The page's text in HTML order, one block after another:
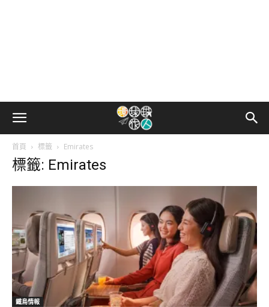
首頁 標籤 Emirates
標籤: Emirates
鐵鳥情報